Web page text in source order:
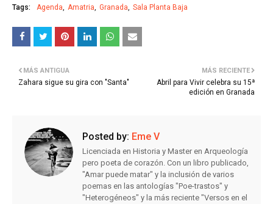
Tags: Agenda Amatria Granada Sala Planta Baja
MÁS RECIENTE
Abril para Vivir celebra su 15ª
edición en Granada
MÁS ANTIGUA
Zahara sigue su gira con "Santa"
Posted by: Eme V
Licenciada en Historia y Master en Arqueología
pero poeta de corazón. Con un libro publicado,
"Amar puede matar" y la inclusión de varios
poemas en las antologías "Poe-trastos" y
"Heterogéneos" y la más reciente "Versos en el